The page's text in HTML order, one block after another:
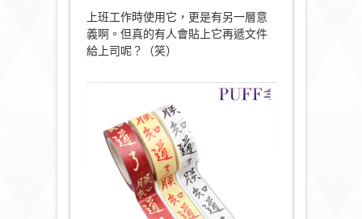
上班工作時使用它，更是有另一層意
義啊。但真的有人會貼上它再遞文件
給上司呢？（笑）